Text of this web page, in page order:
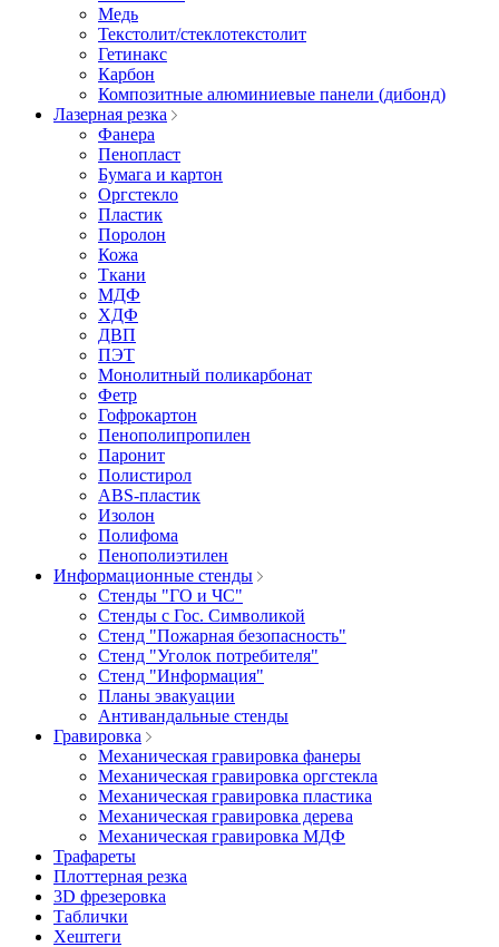
Медь
Текстолит/стеклотекстолит
Гетинакс
Карбон
Композитные алюминиевые панели (дибонд)
Лазерная резка
Фанера
Пенопласт
Бумага и картон
Оргстекло
Пластик
Поролон
Кожа
Ткани
МДФ
ХДФ
ДВП
ПЭТ
Монолитный поликарбонат
Фетр
Гофрокартон
Пенополипропилен
Паронит
Полистирол
ABS-пластик
Изолон
Полифома
Пенополиэтилен
Информационные стенды
Стенды "ГО и ЧС"
Стенды с Гос. Символикой
Стенд "Пожарная безопасность"
Стенд "Уголок потребителя"
Стенд "Информация"
Планы эвакуации
Антивандальные стенды
Гравировка
Механическая гравировка фанеры
Механическая гравировка оргстекла
Механическая гравировка пластика
Механическая гравировка дерева
Механическая гравировка МДФ
Трафареты
Плоттерная резка
3D фрезеровка
Таблички
Хештеги